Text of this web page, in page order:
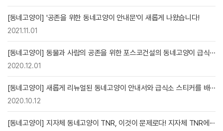
[동네고양이] '공존을 위한 동네고양이 안내문'이 새롭게 나왔습니다!
2021.11.01
[동네고양이] 동물과 사람의 공존을 위한 포스코건설의 동네고양이 급식···
2020.12.01
[동네고양이] 새롭게 리뉴얼된 동네고양이 안내서와 급식소 스티커를 배···
2020.10.12
[동네고양이] 지자체 동네고양이 TNR, 이것이 문제로다! 지자체 TNR에···